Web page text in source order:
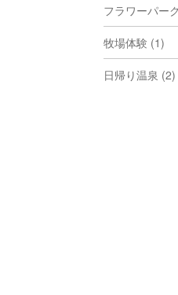
フラワーパー
牧場体験 (1)
日帰り温泉 (2)